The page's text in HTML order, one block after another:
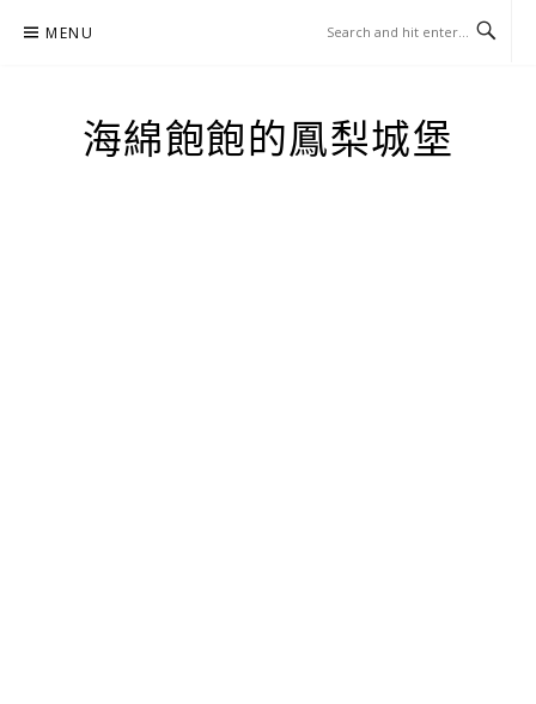
MENU
海綿飽飽的鳳梨城堡